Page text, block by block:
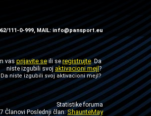
111-0-999, MAIL: info@pansport.eu
vas prijavite se ili seregistrujte. Da
niste izgubili svojaktivacioni mejl?
Da niste izgubili svojaktivacioni mejl?
Statistike foruma
Članovi Poslednji član:ShaunteMay